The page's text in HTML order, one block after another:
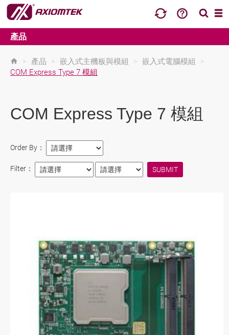
產品
> 產品 > 嵌入式主機板與模組 > 嵌入式電腦模組
>
COM Express Type 7 模組
COM Express Type 7 模組
Order By：
Filter：